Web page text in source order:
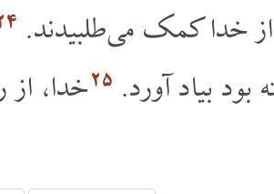
خدا کمک می طلبیدند.
بیاد آورد. ۲۵خدا، از